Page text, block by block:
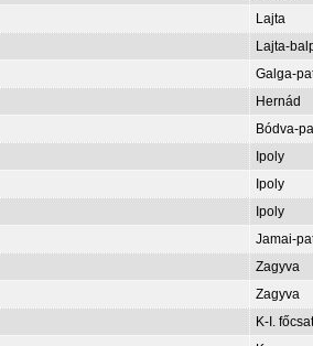
Lajta
Lajta-
Galga-
Hernád
Bódva-
Ipoly
Ipoly
Ipoly
Jamai-
Zagyva
Zagyva
K-I.